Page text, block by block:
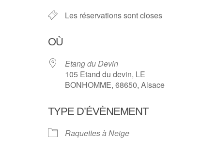
Les réservations sont closes
OÙ
Etang du Devin
105 Etand du devin, LE
BONHOMME, 68650, Alsace
TYPE D’ÉVÈNEMENT
Raquettes à Neige